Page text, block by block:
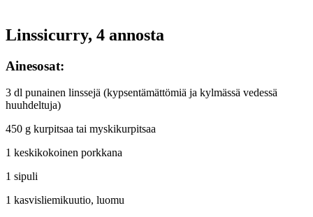
Linssicurry, 4 annosta
Ainesosat:
3 dl punainen linssejä (kypsentämättömiä ja kylmässä vedessä
huuhdeltuja)
450 g kurpitsaa tai myskikurpitsaa
1 keskikokoinen porkkana
1 sipuli
1 kasvisliemikuutio, luomu